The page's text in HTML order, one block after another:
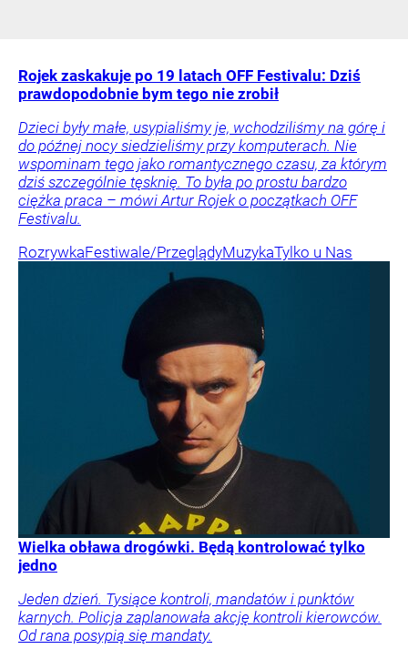
Rojek zaskakuje po 19 latach OFF Festivalu: Dziś
prawdopodobnie bym tego nie zrobił
Dzieci były małe, usypialiśmy je, wchodziliśmy na górę i
do późnej nocy siedzieliśmy przy komputerach. Nie
wspominam tego jako romantycznego czasu, za którym
dziś szczególnie tęsknię. To była po prostu bardzo
ciężka praca – mówi Artur Rojek o początkach OFF
Festivalu.
RozrywkaFestiwale/PrzeglądyMuzykaTylko u Nas
Wielka obława drogówki. Będą kontrolować tylko
jedno
Jeden dzień. Tysiące kontroli, mandatów i punktów
karnych. Policja zaplanowała akcję kontroli kierowców.
Od rana posypią się mandaty.